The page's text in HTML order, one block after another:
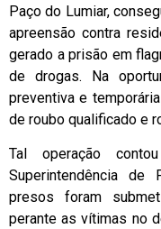
Paço do Lumiar,
apreensão contra
gerado a prisão em
de drogas. Na
preventiva e
de roubo qualificado e
Tal operação
Superintendência de
presos foram
perante as vítimas no